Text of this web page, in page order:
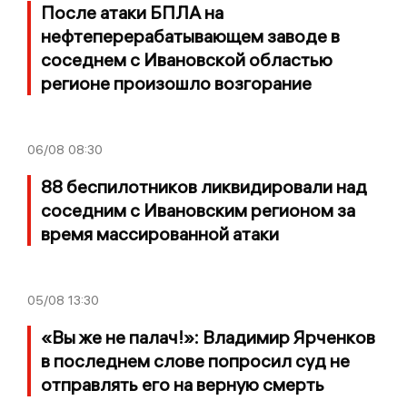
После атаки БПЛА на
нефтеперерабатывающем заводе в
соседнем с Ивановской областью
регионе произошло возгорание
06/08 08:30
88 беспилотников ликвидировали над
соседним с Ивановским регионом за
время массированной атаки
05/08 13:30
«Вы же не палач!»: Владимир Ярченков
в последнем слове попросил суд не
отправлять его на верную смерть